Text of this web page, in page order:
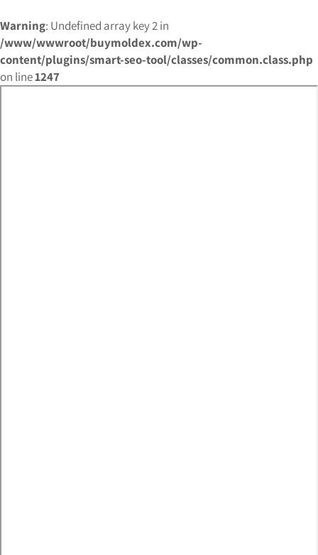
Warning: Undefined array key 2 in
/www/wwwroot/buymoldex.com/wp-
content/plugins/smart-seo-tool/classes/common.class.php
on line1247